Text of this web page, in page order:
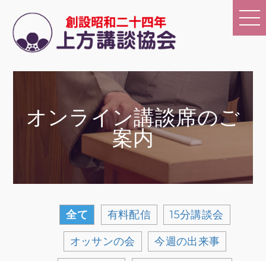
オンライン講談席のご
案内
全て 有料配信 15分講談会
オッサンの会 今週の出来事